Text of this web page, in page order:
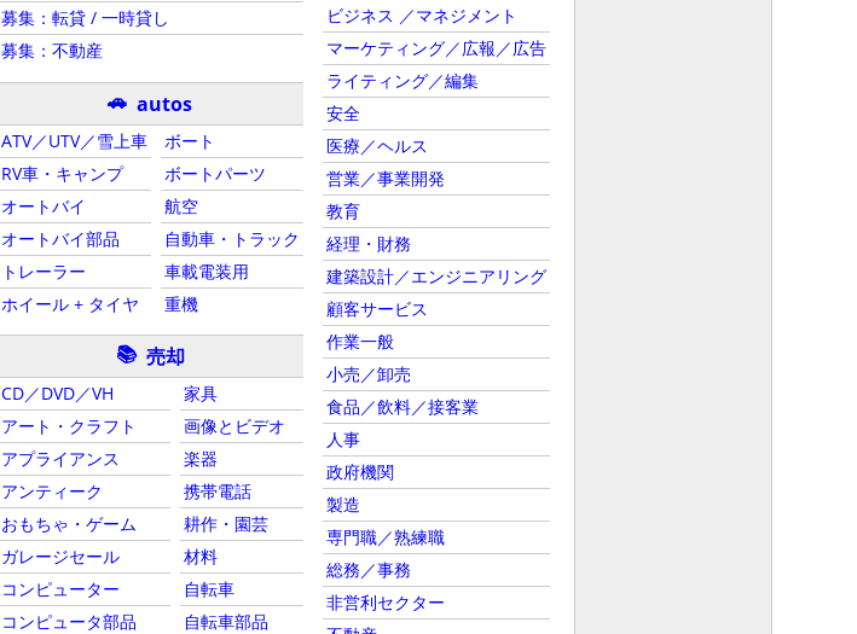
募集：転貸 / 一時貸し
募集：不動産
🚗 autos
ATV／UTV／雪上車
RV車・キャンプ
オートバイ
オートバイ部品
トレーラー
ホイール + タイヤ
ボート
ボートパーツ
航空
自動車・トラック
車載電装用
重機
📚 売却
CD／DVD／VH
アート・クラフト
アプライアンス
アンティーク
おもちゃ・ゲーム
ガレージセール
コンピューター
コンピュータ部品
家具
画像とビデオ
楽器
携帯電話
耕作・園芸
材料
自転車
自転車部品
ビジネス ／マネジメント
マーケティング／広報／広告
ライティング／編集
安全
医療／ヘルス
営業／事業開発
教育
経理・財務
建築設計／エンジニアリング
顧客サービス
作業一般
小売／卸売
食品／飲料／接客業
人事
政府機関
製造
専門職／熟練職
総務／事務
非営利セクター